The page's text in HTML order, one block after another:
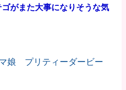
がまた大事になりそうな気
マ娘 プリティーダービー